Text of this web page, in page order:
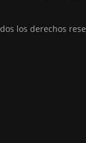
los derechos